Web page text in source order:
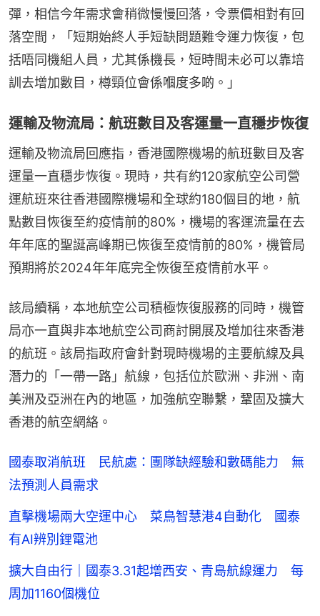
彈，相信今年需求會稍微慢慢回落，令票價相對有回
落空間，「短期始終人手短缺問題難令運力恢復，包
括唔同機組人員，尤其係機長，短時間未必可以靠培
訓去增加數目，樽頸位會係嗰度多啲。」
運輸及物流局：航班數目及客運量一直穩步恢復
運輸及物流局回應指，香港國際機場的航班數目及客
運量一直穩步恢復。現時，共有約120家航空公司營
運航班來往香港國際機場和全球約180個目的地，航
點數目恢復至約疫情前的80%，機場的客運流量在去
年年底的聖誕高峰期已恢復至疫情前的80%，機管局
預期將於2024年年底完全恢復至疫情前水平。
該局續稱，本地航空公司積極恢復服務的同時，機管
局亦一直與非本地航空公司商討開展及增加往來香港
的航班。該局指政府會針對現時機場的主要航線及具
潛力的「一帶一路」航線，包括位於歐洲、非洲、南
美洲及亞洲在內的地區，加強航空聯繫，鞏固及擴大
香港的航空網絡。
國泰取消航班 民航處：團隊缺經驗和數碼能力 無
法預測人員需求
直擊機場兩大空運中心 菜鳥智慧港4自動化 國泰
有AI辨別鋰電池
擴大自由行｜國泰3.31起增西安、青島航線運力 每
周加1160個機位